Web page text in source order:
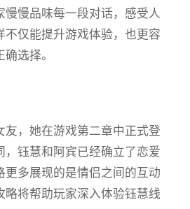
慢慢品味每一段对话，感受人
不仅能提升游戏体验，也更容
选择。
友，她在游戏第二章中正式登
，钰慧和阿宾已经确立了恋爱
更多展现的是情侣之间的互动
略将帮助玩家深入体验钰慧线